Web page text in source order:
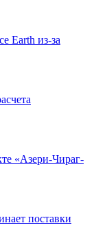
Earth из-за
«Азери-Чираг-
поставки